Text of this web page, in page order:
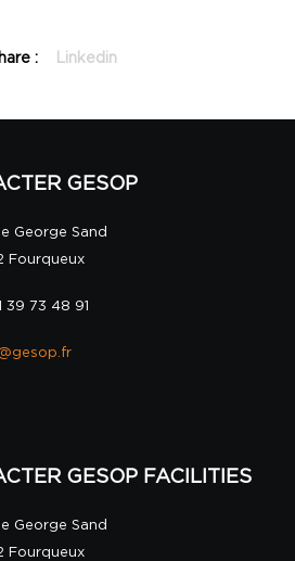
: Linkedin
GESOP
George Sand
Fourqueux
39 73 48 91
GESOP FACILITIES
George Sand
Fourqueux